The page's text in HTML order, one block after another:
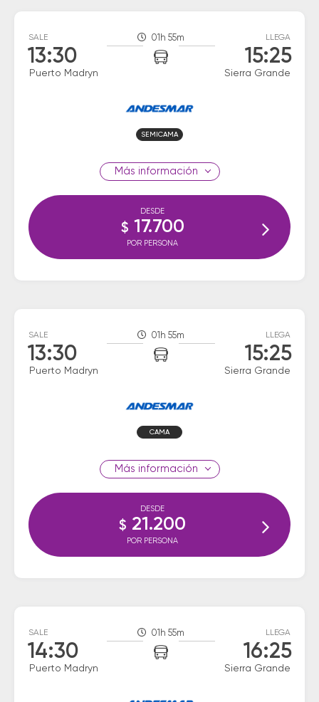
SALE
13:30
Puerto Madryn
01h 55m LLEGA
15:25
Sierra Grande
SEMICAMA
información
DESDE
$ 17.700
POR PERSONA
SALE
13:30
Puerto Madryn
01h 55m LLEGA
15:25
Sierra Grande
CAMA
información
DESDE
$ 21.200
POR PERSONA
SALE
14:30
Puerto Madryn
01h 55m LLEGA
16:25
Sierra Grande